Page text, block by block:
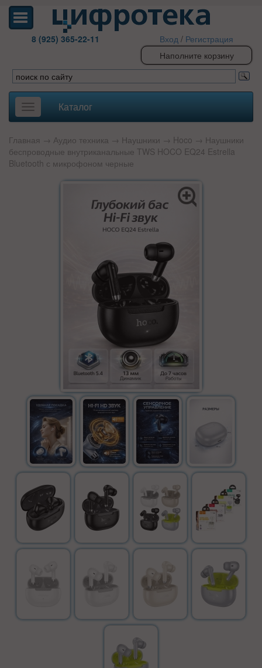
8 (925) 365-22-11 Вход / Регистрация
Наполните корзину
Toggle
navigation
Каталог
Главная → Аудио техника → Наушники → Hoco → Наушники
беспроводные внутриканальные TWS HOCO EQ24 Estrella
Bluetooth с микрофоном черные